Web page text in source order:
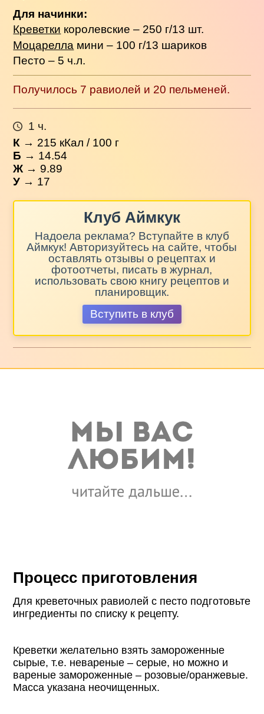
Для начинки:
Креветки королевские – 250 г/13 шт.
Моцарелла мини – 100 г/13 шариков
Песто – 5 ч.л.
Получилось 7 равиолей и 20 пельменей.
1 ч.
К → 215 кКал / 100 г
Б → 14.54
Ж → 9.89
У → 17
Клуб Аймкук
Надоела реклама? Вступайте в клуб
Аймкук! Авторизуйтесь на сайте, чтобы
оставлять отзывы о рецептах и
фотоотчеты, писать в журнал,
использовать свою книгу рецептов и
планировщик.
Вступить в клуб
Процесс приготовления
Для креветочных равиолей с песто подготовьте
ингредиенты по списку к рецепту.
Креветки желательно взять замороженные
сырые, т.е. невареные – серые, но можно и
вареные замороженные – розовые/оранжевые.
Масса указана неочищенных.